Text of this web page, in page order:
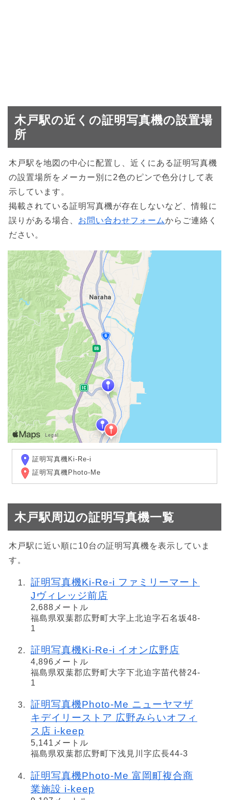
木戸駅の近くの証明写真機の設置場
所
木戸駅を地図の中心に配置し、近くにある証明写真機
の設置場所をメーカー別に2色のピンで色分けして表
示しています。
掲載されている証明写真機が存在しないなど、情報に
誤りがある場合、 お問い合わせフォームからご連絡く
ださい。
証明写真機Ki-Re-i
証明写真機Photo-Me
木戸駅周辺の証明写真機一覧
木戸駅に近い順に10台の証明写真機を表示していま
す。
証明写真機Ki-Re-i ファミリーマート
Jヴィレッジ前店
2,688メートル
福島県双葉郡広野町大字上北迫字石名坂48-
1
証明写真機Ki-Re-i イオン広野店
4,896メートル
福島県双葉郡広野町大字下北迫字苗代替24-
1
証明写真機Photo-Me ニューヤマザ
キデイリーストア 広野みらいオフィ
ス店 i-keep
5,141メートル
福島県双葉郡広野町下浅見川字広長44-3
証明写真機Photo-Me 富岡町複合商
業施設 i-keep